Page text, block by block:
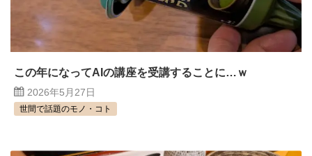
この年になってAIの講座を受講することに…ｗ
2026年5月27日
世間で話題のモノ・コト